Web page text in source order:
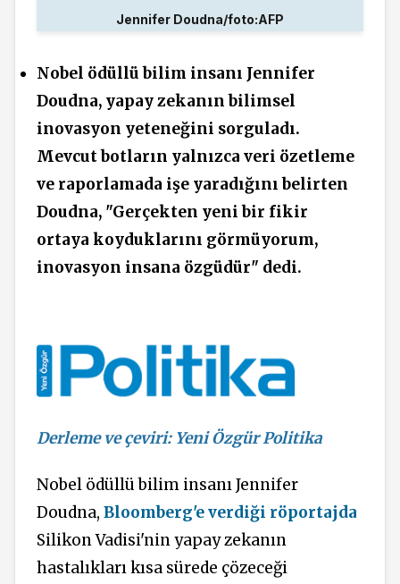
Jennifer Doudna/foto:AFP
Nobel ödüllü bilim insanı Jennifer
Doudna, yapay zekanın bilimsel
inovasyon yeteneğini sorguladı.
Mevcut botların yalnızca veri özetleme
ve raporlamada işe yaradığını belirten
Doudna, "Gerçekten yeni bir fikir
ortaya koyduklarını görmüyorum,
inovasyon insana özgüdür" dedi.
Derleme ve çeviri: Yeni Özgür Politika
Nobel ödüllü bilim insanı Jennifer
Doudna, Bloomberg'e verdiği röportajda
Silikon Vadisi'nin yapay zekanın
hastalıkları kısa sürede çözeceği